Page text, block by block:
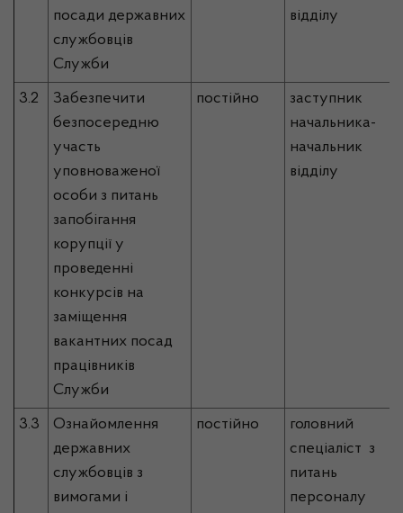
посади державних
службовців
Служби
відділу
3.2
Забезпечити
безпосередню
участь
уповноваженої
особи з питань
запобігання
корупції у
проведенні
конкурсів на
заміщення
вакантних посад
працівників
Служби
постійно
заступник
начальника-
начальник
відділу
3.3
Ознайомлення
державних
службовців з
вимогами і
постійно
головний
спеціаліст з
питань
персоналу